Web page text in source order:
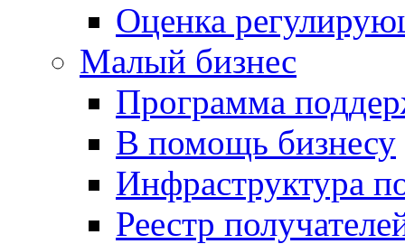
Оценка
Малый бизнес
Программа
В помощь бизнесу
Инфраструктура
Реестр